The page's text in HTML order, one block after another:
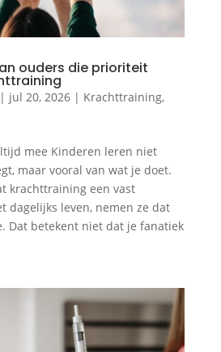
ouders die prioriteit
| jul 20, 2026| Krachttraining,
mee Kinderen leren niet
maar vooral van wat je doet.
krachttraining een vast
dagelijks leven, nemen ze dat
Dat betekent niet dat je fanatiek